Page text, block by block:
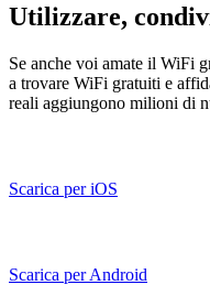
Utilizzare,
Se anche voi amate il WiFi
a trovare WiFi gratuiti e
reali aggiungono milioni di
Scarica per iOS
Scarica per Android